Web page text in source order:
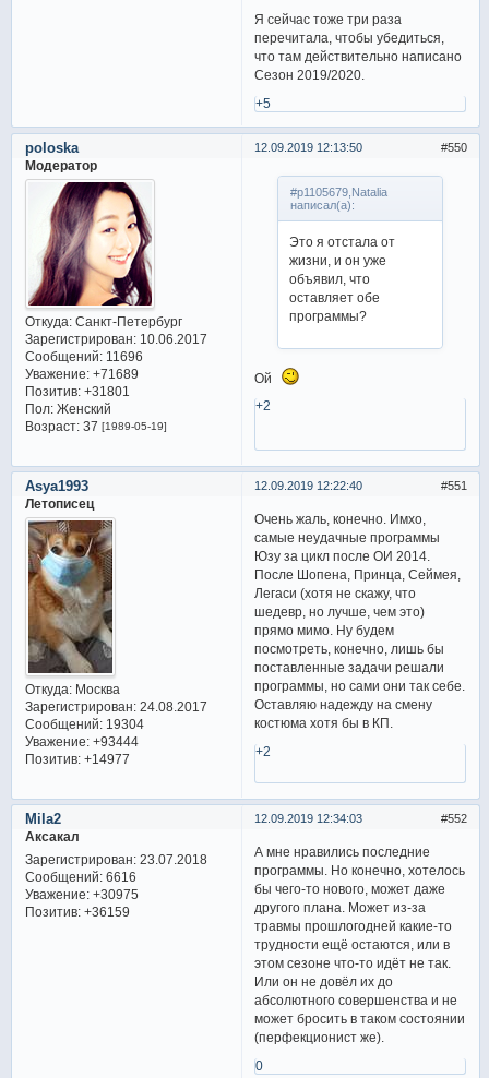
Я сейчас тоже три раза
перечитала, чтобы убедиться,
что там действительно написано
Сезон 2019/2020.
+5
550
12.09.2019 12:13:50
poloska
Модератор
Откуда:Санкт-Петербург
Зарегистрирован: 10.06.2017
Сообщений:11696
Уважение: +71689
Позитив: +31801
Пол:Женский
Возраст:37 [1989-05-19]
#p1105679,Natalia
написал(а):
Это я отстала от
жизни, и он уже
объявил, что
оставляет обе
программы?
Ой
+2
551
12.09.2019 12:22:40
Asya1993
Летописец
Откуда:Москва
Зарегистрирован: 24.08.2017
Сообщений:19304
Уважение: +93444
Позитив: +14977
Очень жаль, конечно. Имхо,
самые неудачные программы
Юзу за цикл после ОИ 2014.
После Шопена, Принца, Сеймея,
Легаси (хотя не скажу, что
шедевр, но лучше, чем это)
прямо мимо. Ну будем
посмотреть, конечно, лишь бы
поставленные задачи решали
программы, но сами они так себе.
Оставляю надежду на смену
костюма хотя бы в КП.
+2
552
12.09.2019 12:34:03
Mila2
Аксакал
Зарегистрирован: 23.07.2018
Сообщений:6616
Уважение: +30975
Позитив: +36159
А мне нравились последние
программы. Но конечно, хотелось
бы чего-то нового, может даже
другого плана. Может из-за
травмы прошлогодней какие-то
трудности ещё остаются, или в
этом сезоне что-то идёт не так.
Или он не довёл их до
абсолютного совершенства и не
может бросить в таком состоянии
(перфекционист же).
0